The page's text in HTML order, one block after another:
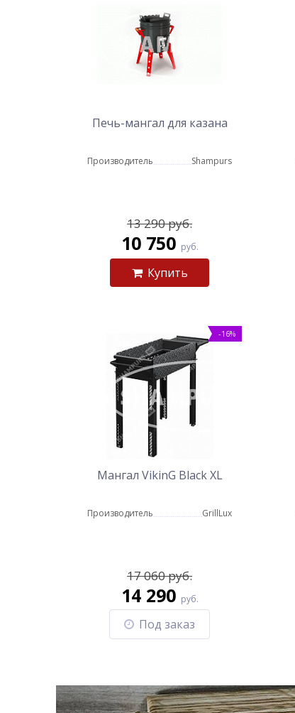
Печь-мангал для казана
Производитель Shampurs
13 290 руб.
10 750 руб.
Купить
-16%
Мангал VikinG Black XL
Производитель GrillLux
17 060 руб.
14 290 руб.
Под заказ